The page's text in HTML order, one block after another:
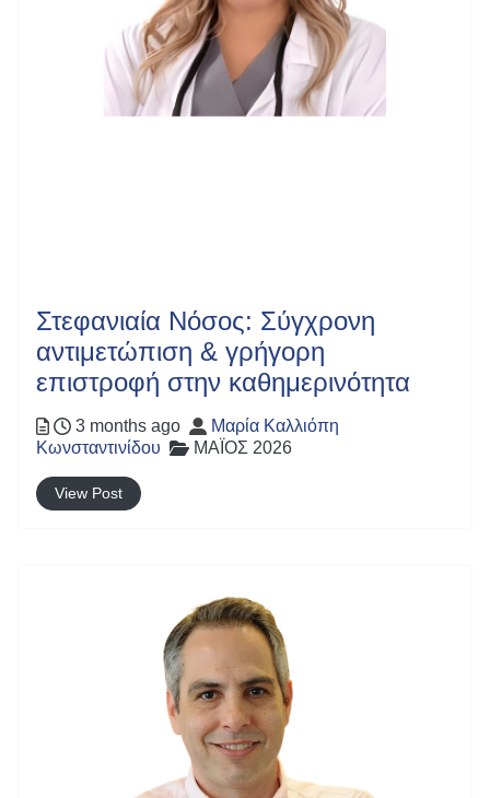
Στεφανιαία Νόσος: Σύγχρονη
αντιμετώπιση & γρήγορη
επιστροφή στην καθημερινότητα
Posted
3 months ago Author
Μαρία Καλλιόπη
Κωνσταντινίδου
Categories
ΜΑΪΟΣ 2026
View Post